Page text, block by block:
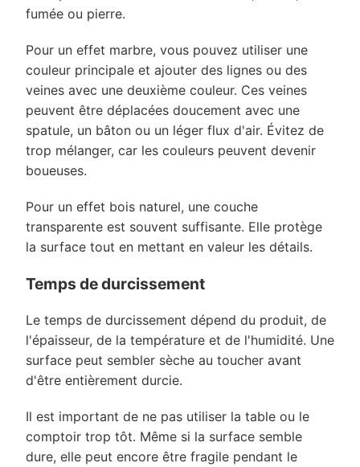
fumée ou pierre.
Pour un effet marbre, vous pouvez utiliser une
couleur principale et ajouter des lignes ou des
veines avec une deuxième couleur. Ces veines
peuvent être déplacées doucement avec une
spatule, un bâton ou un léger flux d'air. Évitez de
trop mélanger, car les couleurs peuvent devenir
boueuses.
Pour un effet bois naturel, une couche
transparente est souvent suffisante. Elle protège
la surface tout en mettant en valeur les détails.
Temps de durcissement
Le temps de durcissement dépend du produit, de
l'épaisseur, de la température et de l'humidité. Une
surface peut sembler sèche au toucher avant
d'être entièrement durcie.
Il est important de ne pas utiliser la table ou le
comptoir trop tôt. Même si la surface semble
dure, elle peut encore être fragile pendant le